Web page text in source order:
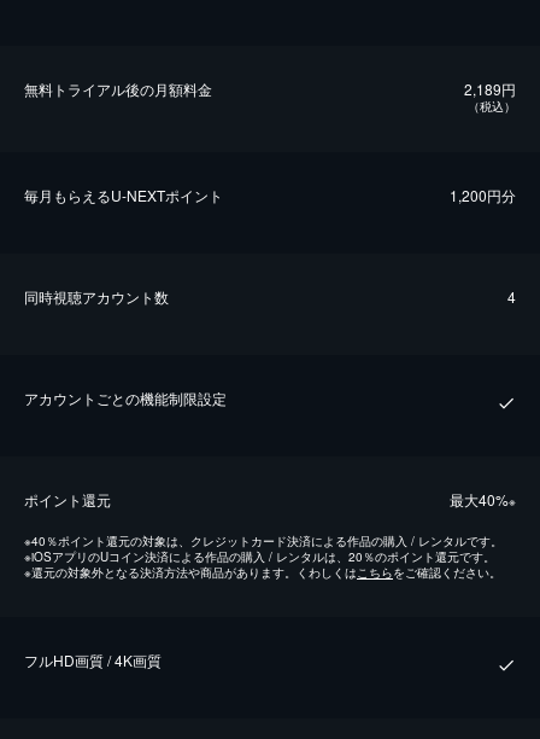
無料トライアル後の⽉額料金 2,189円
（税込）
毎⽉もらえるU-NEXTポイント 1,200円分
同時視聴アカウント数 4
アカウントごとの機能制限設定
ポイント還元 最⼤40%※
※40％ポイント還元の対象は、クレジットカード決済による作品の購入 / レンタルです。
※iOSアプリのUコイン決済による作品の購入 / レンタルは、20％のポイント還元です。
※還元の対象外となる決済方法や商品があります。くわしくはこちらをご確認ください。
フルHD画質 / 4K画質